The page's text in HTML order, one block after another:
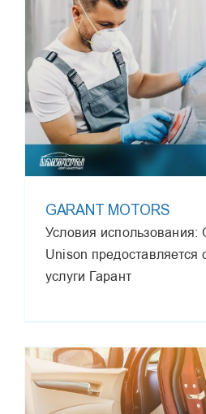
GARANT MOTORS
Условия использования:
Unison предоставляется
услуги Гарант